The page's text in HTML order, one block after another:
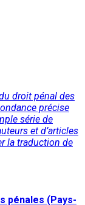
droit pénal des
précise
série de
et d’articles
la traduction de
pénales (Pays-